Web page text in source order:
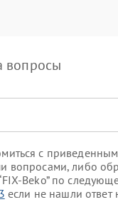
вопросы
с
вопросами, либо
Beko” по
если не нашли ответ